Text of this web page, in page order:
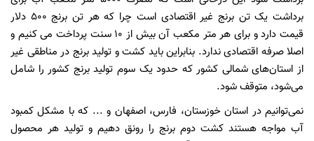
برداشت یک تن برنج غیر اقتصادی است چرا که هر تن برنج 500 دلار
قیمت دارد و برای هر متر مکعب آن بیش از 10 سنت پرداخت می کنیم و
اصلا صرفه اقتصادی ندارد. بنابراین باید کشت و تولید برنج در مناطقی غیر
از استان‌های شمالی کشور که حدود یک سوم تولید برنج کشور را شامل
می‌شود، متوقف شود.
نمی‌توانیم در استان خوزستان، فارس، اصفهان و ... که با مشکل کمبود
آب مواجه هستند کشت دوم برنج را رونق دهیم و تولید هر محصول